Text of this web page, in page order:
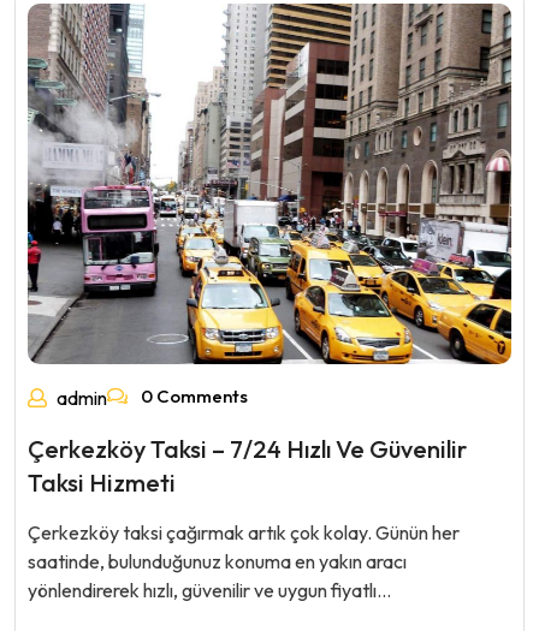
admin 0 Comments
Çerkezköy Taksi – 7/24 Hızlı Ve Güvenilir
Taksi Hizmeti
Çerkezköy taksi çağırmak artık çok kolay. Günün her
saatinde, bulunduğunuz konuma en yakın aracı
yönlendirerek hızlı, güvenilir ve uygun fiyatlı…